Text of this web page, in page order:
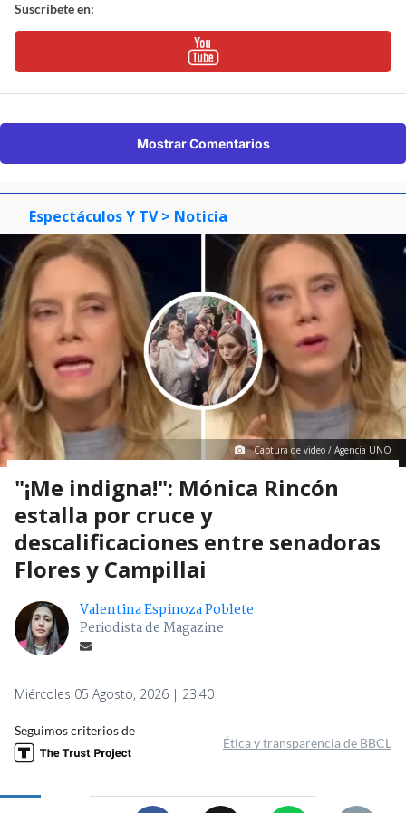
Suscríbete en:
Mostrar Comentarios
Espectáculos Y TV > Noticia
Captura de video / Agencia UNO
"¡Me indigna!": Mónica Rincón
estalla por cruce y
descalificaciones entre senadoras
Flores y Campillai
Valentina Espinoza Poblete
Periodista de Magazine
Miércoles 05 Agosto, 2026 | 23:40
Seguimos criterios de
Ética y transparencia de BBCL